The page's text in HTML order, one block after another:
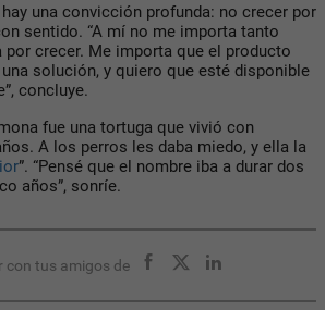
una convicción profunda: no crecer por
sentido. “A mí no me importa tanto
crecer. Me importa que el producto
solución, y quiero que esté disponible
concluye.
fue una tortuga que vivió con
A los perros les daba miedo, y ella la
”. “Pensé que el nombre iba a durar dos
años”, sonríe.
con tus amigos de